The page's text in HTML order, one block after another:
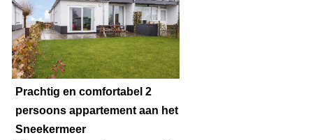
Prachtig en comfortabel 2
persoons appartement aan het
Sneekermeer